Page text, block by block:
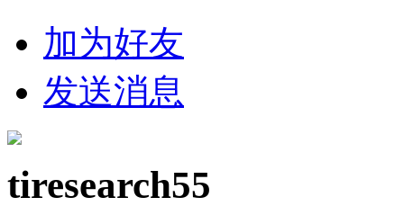
加为好友
发送消息
tiresearch55